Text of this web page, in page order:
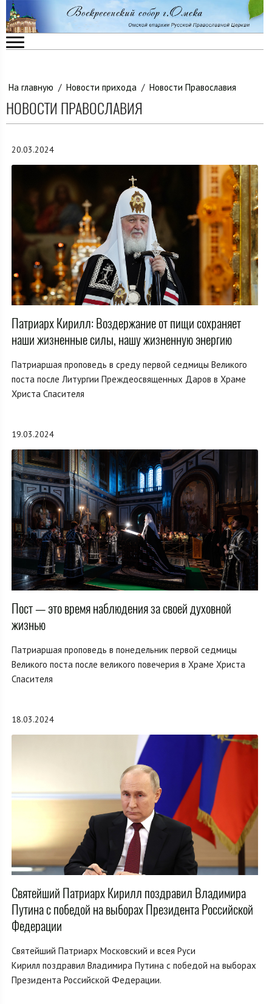
На главную / Новости прихода / Новости Православия
НОВОСТИ ПРАВОСЛАВИЯ
20.03.2024
Патриарх Кирилл: Воздержание от пищи сохраняет
наши жизненные силы, нашу жизненную энергию
Патриаршая проповедь в среду первой седмицы Великого
поста после Литургии Преждеосвященных Даров в Храме
Христа Спасителя
19.03.2024
Пост — это время наблюдения за своей духовной
жизнью
Патриаршая проповедь в понедельник первой седмицы
Великого поста после великого повечерия в Храме Христа
Спасителя
18.03.2024
Святейший Патриарх Кирилл поздравил Владимира
Путина с победой на выборах Президента Российской
Федерации
Святейший Патриарх Московский и всея Руси
Кирилл поздравил Владимира Путина с победой на выборах
Президента Российской Федерации.